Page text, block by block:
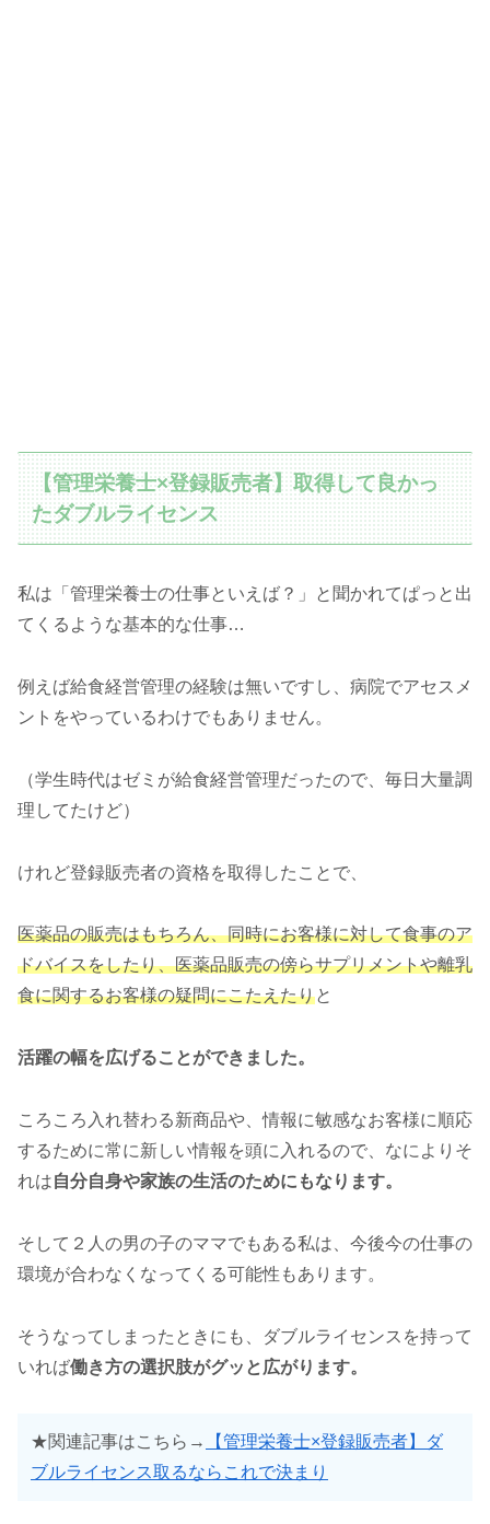
【管理栄養士×登録販売者】取得して良かっ
たダブルライセンス
私は「管理栄養士の仕事といえば？」と聞かれてぱっと出
てくるような基本的な仕事…
例えば給食経営管理の経験は無いですし、病院でアセスメ
ントをやっているわけでもありません。
（学生時代はゼミが給食経営管理だったので、毎日大量調
理してたけど）
けれど登録販売者の資格を取得したことで、
医薬品の販売はもちろん、同時にお客様に対して食事のア
ドバイスをしたり、医薬品販売の傍らサプリメントや離乳
食に関するお客様の疑問にこたえたりと
活躍の幅を広げることができました。
ころころ入れ替わる新商品や、情報に敏感なお客様に順応
するために常に新しい情報を頭に入れるので、なによりそ
れは自分自身や家族の生活のためにもなります。
そして２人の男の子のママでもある私は、今後今の仕事の
環境が合わなくなってくる可能性もあります。
そうなってしまったときにも、ダブルライセンスを持って
いれば働き方の選択肢がグッと広がります。
★関連記事はこちら→
【管理栄養士×登録販売者】ダ
ブルライセンス取るならこれで決まり